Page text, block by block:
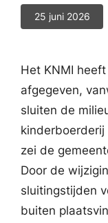
25 juni 2026
Het KNMI
afgegeven,
sluiten de
kinderboerderij
zei de
Door de
sluitingstijden
buiten